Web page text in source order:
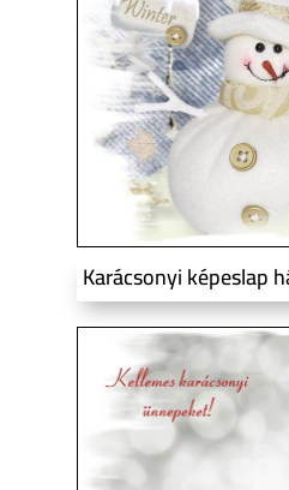
Karácsonyi képeslap